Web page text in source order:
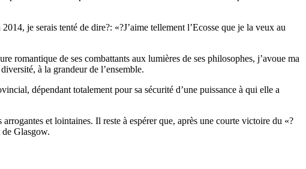
je serais tenté de dire?: «?J’aime tellement l’Ecosse que je la veux au
romantique de ses combattants aux lumières de ses philosophes, j’avoue ma
à la grandeur de l’ensemble.
dépendant totalement pour sa sécurité d’une puissance à qui elle a
et lointaines. Il reste à espérer que, après une courte victoire du «?
Glasgow.